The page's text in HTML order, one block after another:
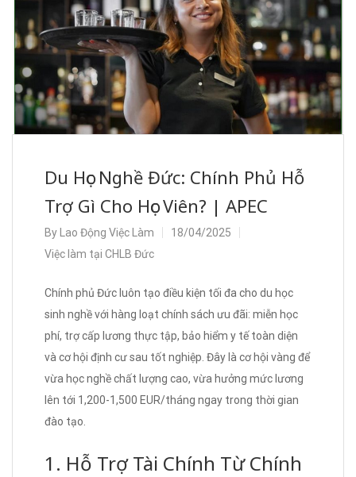
Du Học Nghề Đức: Chính Phủ Hỗ
Trợ Gì Cho Học Viên? | APEC
By Lao Động Việc Làm
18/04/2025
Việc làm tại CHLB Đức
Chính phủ Đức luôn tạo điều kiện tối đa cho du học
sinh nghề với hàng loạt chính sách ưu đãi: miễn học
phí, trợ cấp lương thực tập, bảo hiểm y tế toàn diện
và cơ hội định cư sau tốt nghiệp. Đây là cơ hội vàng để
vừa học nghề chất lượng cao, vừa hưởng mức lương
lên tới 1,200-1,500 EUR/tháng ngay trong thời gian
đào tạo.
1. Hỗ Trợ Tài Chính Từ Chính